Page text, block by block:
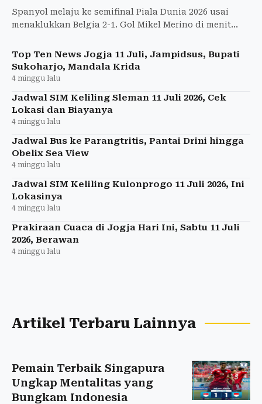
Spanyol melaju ke semifinal Piala Dunia 2026 usai
menaklukkan Belgia 2-1. Gol Mikel Merino di menit
Top Ten News Jogja 11 Juli, Jampidsus, Bupati
Sukoharjo, Mandala Krida
4 minggu lalu
Jadwal SIM Keliling Sleman 11 Juli 2026, Cek
Lokasi dan Biayanya
4 minggu lalu
Jadwal Bus ke Parangtritis, Pantai Drini hingga
Obelix Sea View
4 minggu lalu
Jadwal SIM Keliling Kulonprogo 11 Juli 2026, Ini
Lokasinya
4 minggu lalu
Prakiraan Cuaca di Jogja Hari Ini, Sabtu 11 Juli
2026, Berawan
4 minggu lalu
Artikel Terbaru Lainnya
Pemain Terbaik Singapura
Ungkap Mentalitas yang
Bungkam Indonesia